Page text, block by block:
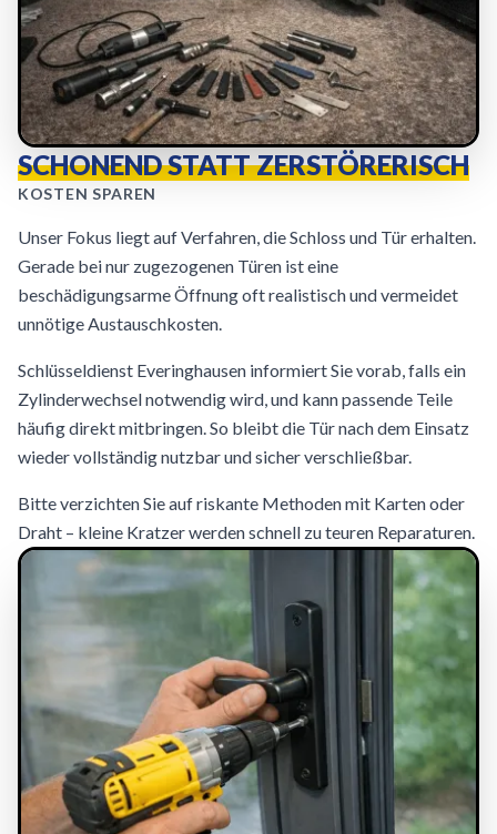
SCHONEND STATT ZERSTÖRERISCH
KOSTEN SPAREN
Unser Fokus liegt auf Verfahren, die Schloss und Tür erhalten.
Gerade bei nur zugezogenen Türen ist eine
beschädigungsarme Öffnung oft realistisch und vermeidet
unnötige Austauschkosten.
Schlüsseldienst Everinghausen informiert Sie vorab, falls ein
Zylinderwechsel notwendig wird, und kann passende Teile
häufig direkt mitbringen. So bleibt die Tür nach dem Einsatz
wieder vollständig nutzbar und sicher verschließbar.
Bitte verzichten Sie auf riskante Methoden mit Karten oder
Draht – kleine Kratzer werden schnell zu teuren Reparaturen.